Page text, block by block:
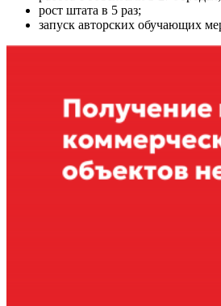
рост штата в 5 раз;
запуск авторских обучающих